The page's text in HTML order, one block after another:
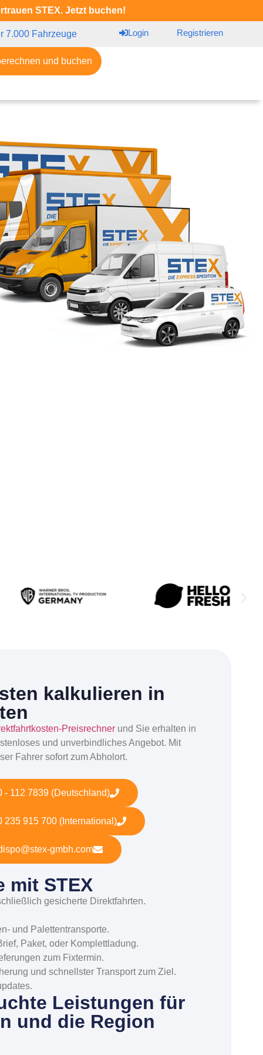
STEX. Jetzt buchen!
7.000 Fahrzeuge Login Registrieren
und buchen
kalkulieren in
Preisrechner und Sie erhalten in
und unverbindliches Angebot. Mit
Fahrer sofort zum Abholort.
- 112 7839 (Deutschland)
235 915 700 (International)
gmbh.com
mit STEX
gesicherte Direktfahrten.
und Palettentransporte.
Paket, oder Komplettladung.
zum Fixtermin.
und schnellster Transport zum Ziel.
Leistungen für
und die Region